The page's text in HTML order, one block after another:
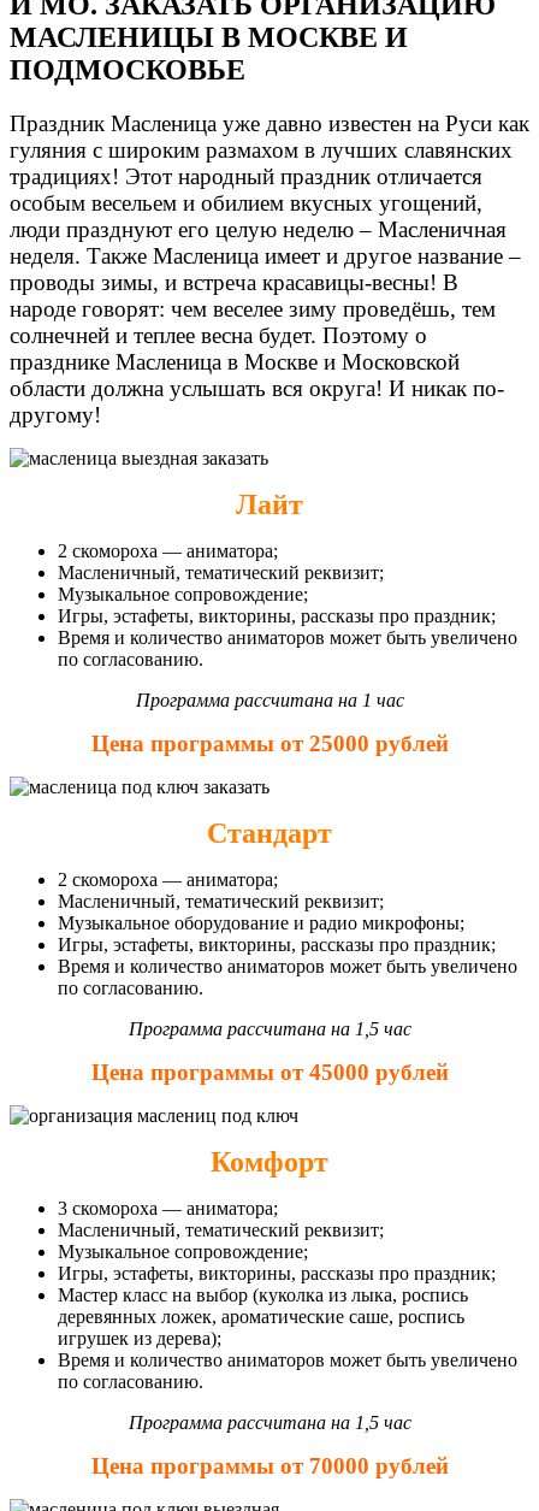
МАСЛЕНИЦЫ В МОСКВЕ И
ПОДМОСКОВЬЕ
Праздник Масленица уже давно известен на Руси как
гуляния с широким размахом в лучших славянских
традициях! Этот народный праздник отличается
особым весельем и обилием вкусных угощений,
люди празднуют его целую неделю – Масленичная
неделя. Также Масленица имеет и другое название –
проводы зимы, и встреча красавицы-весны! В
народе говорят: чем веселее зиму проведёшь, тем
солнечней и теплее весна будет. Поэтому о
празднике Масленица в Москве и Московской
области должна услышать вся округа! И никак по-
другому!
Лайт
2 скомороха — аниматора;
Масленичный, тематический реквизит;
Музыкальное сопровождение;
Игры, эстафеты, викторины, рассказы про праздник;
Время и количество аниматоров может быть увеличено
по согласованию.
Программа рассчитана на 1 час
Цена программы от 25000 рублей
Стандарт
2 скомороха — аниматора;
Масленичный, тематический реквизит;
Музыкальное оборудование и радио микрофоны;
Игры, эстафеты, викторины, рассказы про праздник;
Время и количество аниматоров может быть увеличено
по согласованию.
Программа рассчитана на 1,5 час
Цена программы от 45000 рублей
Комфорт
3 скомороха — аниматора;
Масленичный, тематический реквизит;
Музыкальное сопровождение;
Игры, эстафеты, викторины, рассказы про праздник;
Мастер класс на выбор (куколка из лыка, роспись
деревянных ложек, ароматические саше, роспись
игрушек из дерева);
Время и количество аниматоров может быть увеличено
по согласованию.
Программа рассчитана на 1,5 час
Цена программы от 70000 рублей